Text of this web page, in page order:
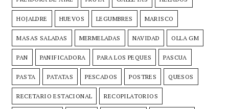
HOJALDRE HUEVOS LEGUMBRES MARISCO
MASAS SALADAS MERMELADAS NAVIDAD OLLA GM
PAN PANIFICADORA PARA LOS PEQUES PASCUA
PASTA PATATAS PESCADOS POSTRES QUESOS
RECETARIO ESTACIONAL RECOPILATORIOS